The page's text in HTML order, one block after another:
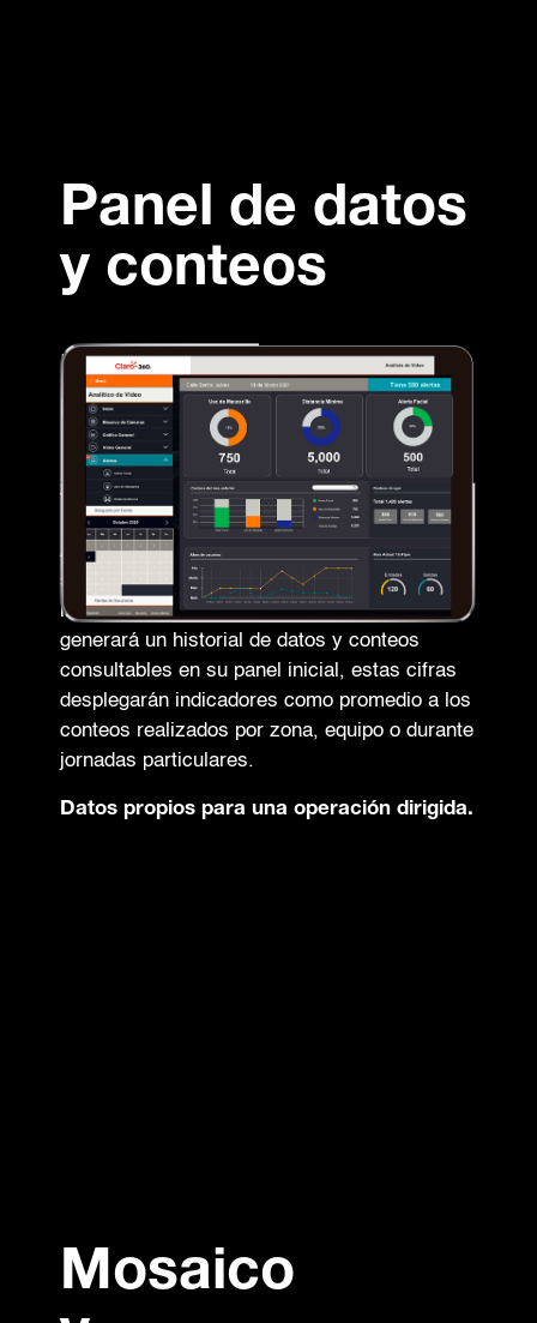
Panel de datos
y conteos
Eventos puestos en
números.
Todo en una pantalla.
Al integrar equipos compatibles con este
servicio, comenzará a detectar los
indicadores disponibles. Conforme los utilice,
generará un historial de datos y conteos
consultables en su panel inicial, estas cifras
desplegarán indicadores como promedio a los
conteos realizados por zona, equipo o durante
jornadas particulares.
Datos propios para una operación dirigida.
Mosaico